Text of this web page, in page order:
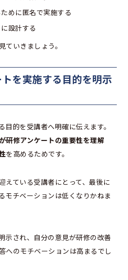
めに匿名で実施する
設計する
ていきましょう。
を実施する目的を明示
的を受講者へ明確に伝えます。
研修アンケートの重要性を理解
を高めるためです。
えている受講者にとって、最後に
モチベーションは低くなりかねま
示され、自分の意見が研修の改善
へのモチベーションは高まるでし